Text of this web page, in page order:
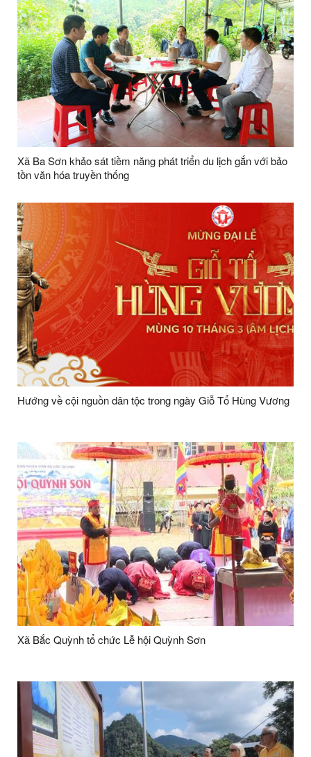
Xã Ba Sơn khảo sát tiềm năng phát triển du lịch gắn với bảo
tồn văn hóa truyền thống
Hướng về cội nguồn dân tộc trong ngày Giỗ Tổ Hùng Vương
Xã Bắc Quỳnh tổ chức Lễ hội Quỳnh Sơn